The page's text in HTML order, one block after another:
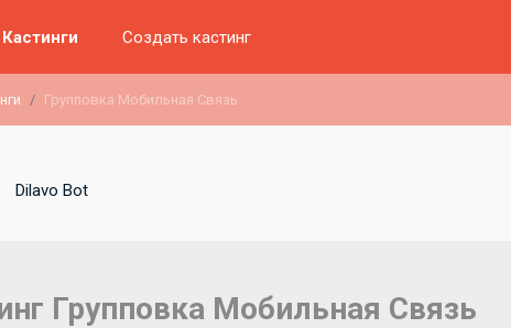
Кастинги Создать кастинг
Групповка Мобильная Связь
Dilavo Bot
Групповка Мобильная Связь